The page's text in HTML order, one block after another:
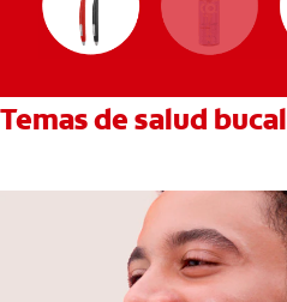
Temas de salud bucal